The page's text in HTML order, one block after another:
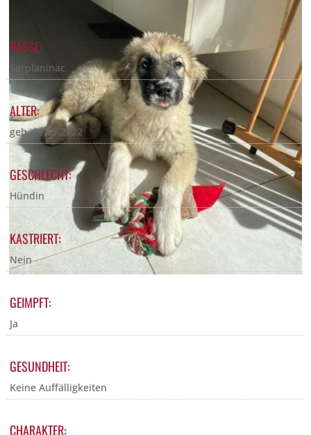
RASSE:
Sarplaninac
ALTER:
geb. 01.03.2022
GESCHLECHT:
Hündin
KASTRIERT:
Nein
GEIMPFT:
Ja
GESUNDHEIT:
Keine Auffälligkeiten
CHARAKTER: